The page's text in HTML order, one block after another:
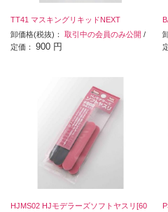
TT41 マスキングリキッドNEXT
卸価格(税抜)： 取引中の会員のみ公開 /
定価： 900 円
HJMS02 HJモデラーズソフトヤスリ[60